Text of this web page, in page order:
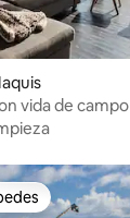
vida de campo
preferido